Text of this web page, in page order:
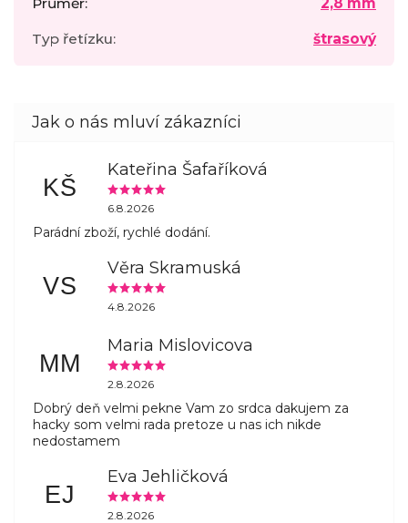
Typ řetízku: štrasový
KŠ
Kateřina Šafaříková
6.8.2026
Parádní zboží, rychlé dodání.
VS
Věra Skramuská
4.8.2026
MM
Maria Mislovicova
2.8.2026
Dobrý deň velmi pekne Vam zo srdca dakujem za
hacky som velmi rada pretoze u nas ich nikde
nedostamem
EJ
Eva Jehličková
2.8.2026